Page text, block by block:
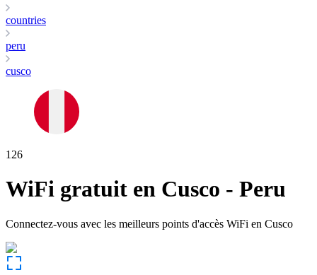
countries
peru
cusco
126
WiFi gratuit en Cusco - Peru
Connectez-vous avec les meilleurs points d'accès WiFi en Cusco